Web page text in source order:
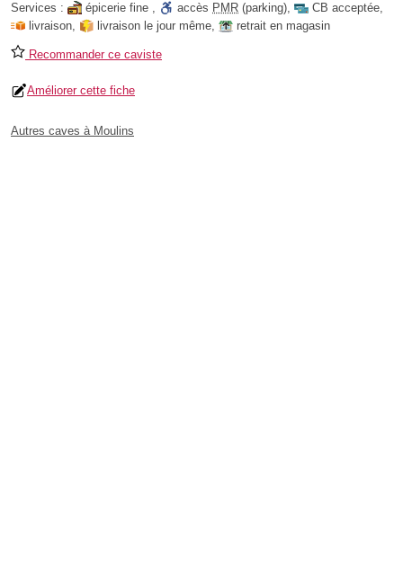
Services :
épicerie fine , accès PMR (parking), CB acceptée,
livraison, livraison le jour même, retrait en magasin
Recommander ce caviste
Améliorer cette fiche
Autres caves à Moulins